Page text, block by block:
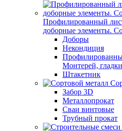
Профилированный
доборные элементы.
Доборы
Некондиция
Монтерей,
Штакетник
Забор 3D
Металлопрокат
Сваи винтовые
Трубный прокат